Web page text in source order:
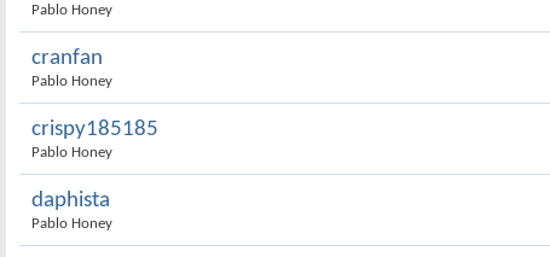
Pablo Honey
cranfan
Pablo Honey
crispy185185
Pablo Honey
daphista
Pablo Honey